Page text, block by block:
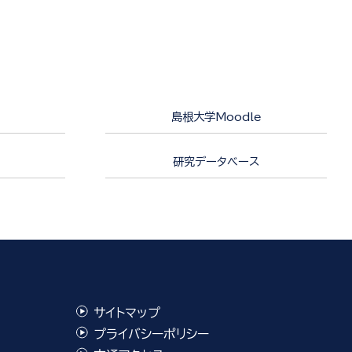
島根大学Moodle
研究データベース
サイトマップ
プライバシーポリシー